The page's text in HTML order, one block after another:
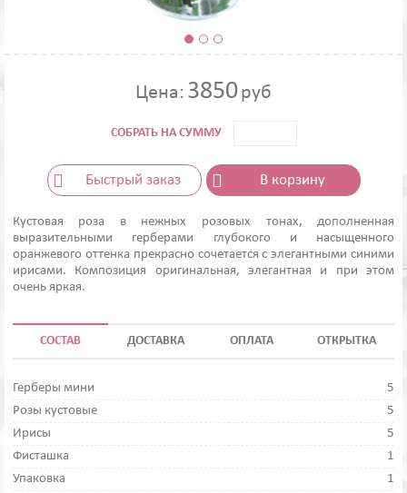
Цена: 3850руб
СОБРАТЬ НА СУММУ
Быстрый заказ В корзину
Кустовая роза в нежных розовых тонах, дополненная
выразительными герберами глубокого и насыщенного
оранжевого оттенка прекрасно сочетается с элегантными синими
ирисами. Композиция оригинальная, элегантная и при этом
очень яркая.
СОСТАВ ДОСТАВКА ОПЛАТА ОТКРЫТКА
Герберы мини
5
Розы кустовые
5
Ирисы
5
Фисташка
1
Упаковка
1